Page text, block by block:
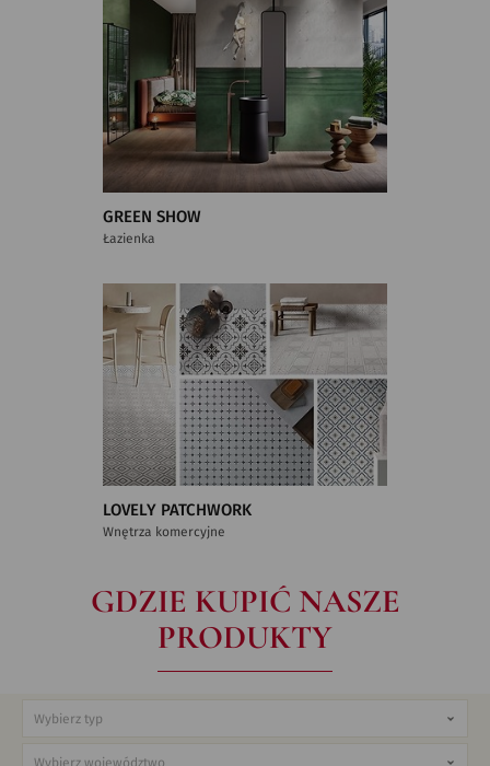
GREEN SHOW
Łazienka
LOVELY PATCHWORK
Wnętrza komercyjne
GDZIE KUPIĆ NASZE
PRODUKTY